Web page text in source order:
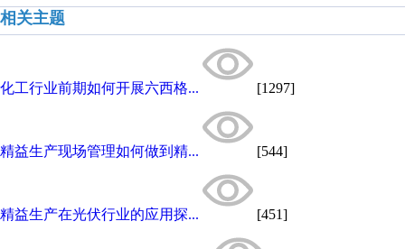
相关主题
化工行业前期如何开展六西格... [1297]
精益生产现场管理如何做到精... [544]
精益生产在光伏行业的应用探... [451]